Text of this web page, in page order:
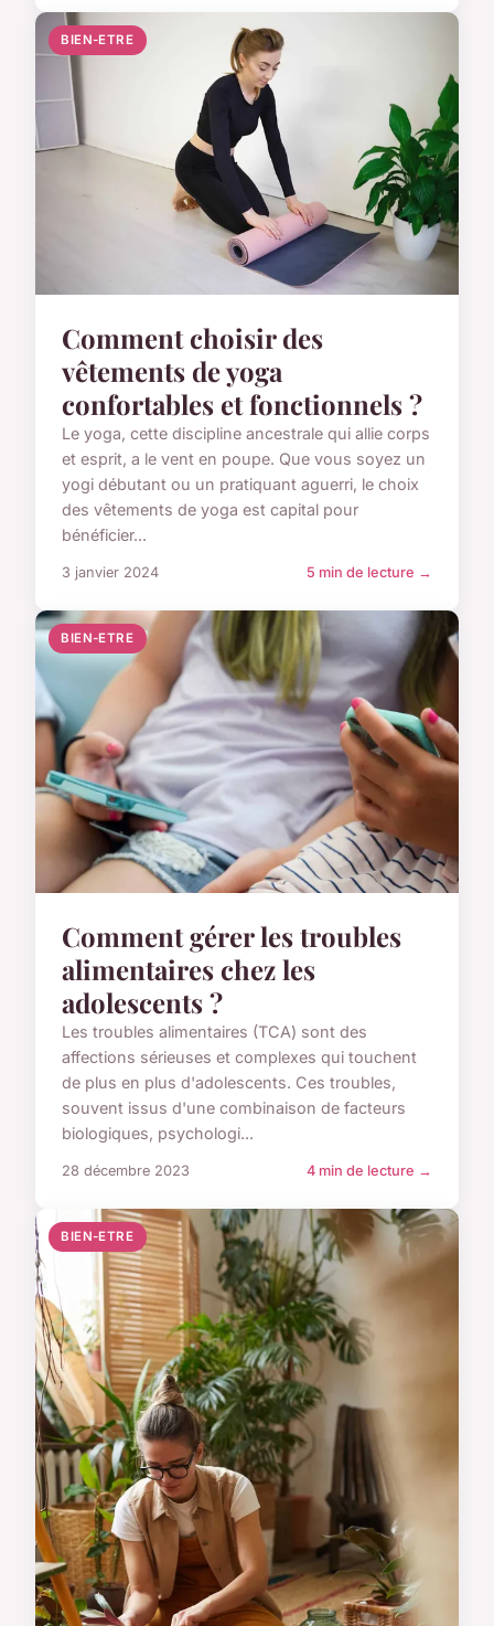
BIEN-ETRE
Comment choisir des
vêtements de yoga
confortables et fonctionnels ?
Le yoga, cette discipline ancestrale qui allie corps
et esprit, a le vent en poupe. Que vous soyez un
yogi débutant ou un pratiquant aguerri, le choix
des vêtements de yoga est capital pour
bénéficier...
3 janvier 2024 5 min de lecture →
BIEN-ETRE
Comment gérer les troubles
alimentaires chez les
adolescents ?
Les troubles alimentaires (TCA) sont des
affections sérieuses et complexes qui touchent
de plus en plus d'adolescents. Ces troubles,
souvent issus d'une combinaison de facteurs
biologiques, psychologi...
28 décembre 2023 4 min de lecture →
BIEN-ETRE